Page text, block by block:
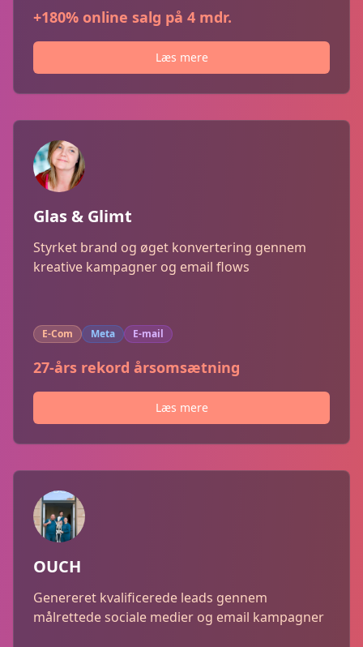
+180% online salg på 4 mdr.
Læs mere
Glas & Glimt
Styrket brand og øget konvertering gennem
kreative kampagner og email flows
E-Com Meta E-mail
27-års rekord årsomsætning
Læs mere
OUCH
Genereret kvalificerede leads gennem
målrettede sociale medier og email kampagner